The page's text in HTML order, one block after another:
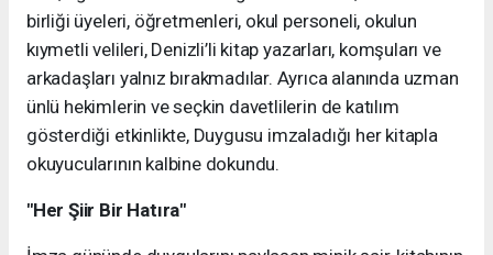
birliği üyeleri, öğretmenleri, okul personeli, okulun
kıymetli velileri, Denizli’li kitap yazarları, komşuları ve
arkadaşları yalnız bırakmadılar. Ayrıca alanında uzman
ünlü hekimlerin ve seçkin davetlilerin de katılım
gösterdiği etkinlikte, Duygusu imzaladığı her kitapla
okuyucularının kalbine dokundu.
"Her Şiir Bir Hatıra"